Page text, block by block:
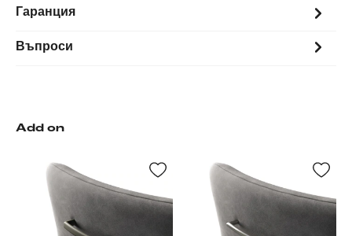
Гаранция
Въпроси
Add on